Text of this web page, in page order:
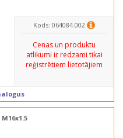
Kods: 064084.002
Cenas un produktu
atlikumi ir redzami tikai
reģistrētiem lietotājiem